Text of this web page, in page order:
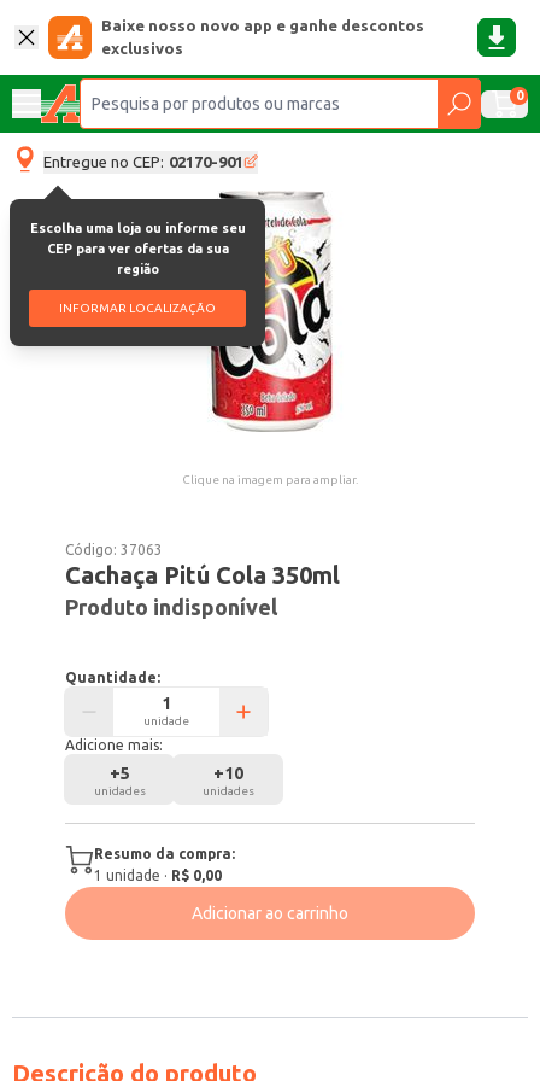
Baixe nosso novo app e ganhe descontos
exclusivos
0
Entregue no CEP: 02170-901
Escolha uma loja ou informe seu
CEP para ver ofertas da sua
região
INFORMAR LOCALIZAÇÃO
Clique na imagem para ampliar.
Código:37063
Cachaça Pitú Cola 350ml
Produto indisponível
Quantidade:
unidade
Adicione mais:
+5
unidades
+10
unidades
Resumo da compra:
1 unidade · R$ 0,00
Adicionar ao carrinho
Descrição do produto